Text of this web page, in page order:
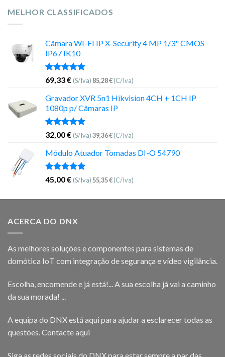
MELHOR CLASSIFICADOS
Câmara WI-FI IP X-Security 4 MP 1/3" CMOS
IP67 IK10
Avaliação
5.00
de 5
69,33€ (S/Iva) 85,28€(C/Iva)
Gravador XVR 5n1 Hikvision 4CH + 1CH IP
1080p p/ Câmaras IP
Avaliação
5.00
de 5
32,00€ (S/Iva)39,36€(C/Iva)
Módulo Atuador Tomadas DI-O 54790
Avaliação
5.00
de 5
45,00€ (S/Iva)55,35€(C/Iva)
ACERCA DO DNX
As melhores soluções e componentes para sistemas de
domótica IoT com integração de segurança e vídeo vigilância.
Escolha, encomende e já está!... A sua escolha já vai a caminho
da sua morada! ...
A equipa do DNX está aqui para ajudar a esclarecer todas as
questões. Contacte aqui
Siga as redes sociais do DNX para estar sempre a par das